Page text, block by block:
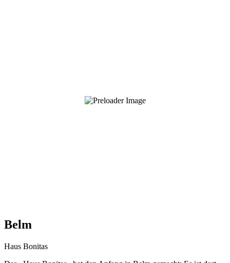
Belm
Haus Bonitas